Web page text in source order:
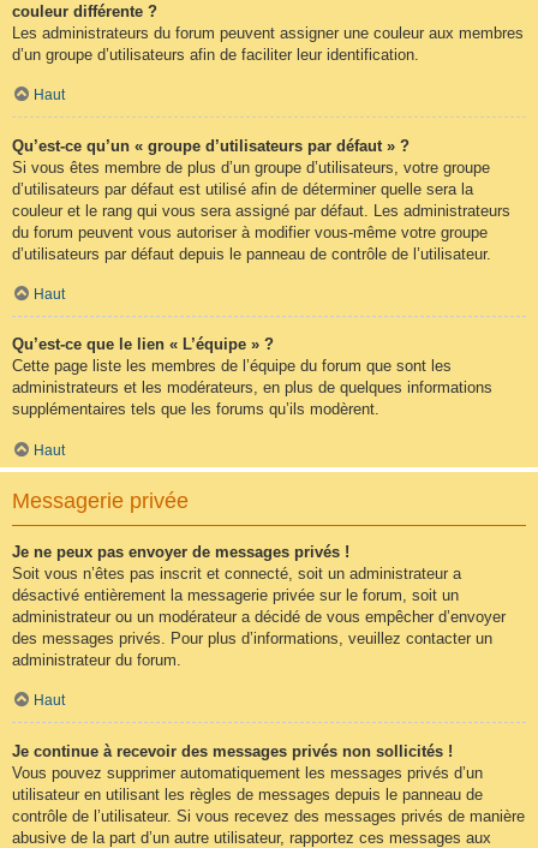
couleur différente ?
Les administrateurs du forum peuvent assigner une couleur aux membres
d’un groupe d’utilisateurs afin de faciliter leur identification.
Haut
Qu’est-ce qu’un « groupe d’utilisateurs par défaut » ?
Si vous êtes membre de plus d’un groupe d’utilisateurs, votre groupe
d’utilisateurs par défaut est utilisé afin de déterminer quelle sera la
couleur et le rang qui vous sera assigné par défaut. Les administrateurs
du forum peuvent vous autoriser à modifier vous-même votre groupe
d’utilisateurs par défaut depuis le panneau de contrôle de l’utilisateur.
Haut
Qu’est-ce que le lien « L’équipe » ?
Cette page liste les membres de l’équipe du forum que sont les
administrateurs et les modérateurs, en plus de quelques informations
supplémentaires tels que les forums qu’ils modèrent.
Haut
Messagerie privée
Je ne peux pas envoyer de messages privés !
Soit vous n’êtes pas inscrit et connecté, soit un administrateur a
désactivé entièrement la messagerie privée sur le forum, soit un
administrateur ou un modérateur a décidé de vous empêcher d’envoyer
des messages privés. Pour plus d’informations, veuillez contacter un
administrateur du forum.
Haut
Je continue à recevoir des messages privés non sollicités !
Vous pouvez supprimer automatiquement les messages privés d’un
utilisateur en utilisant les règles de messages depuis le panneau de
contrôle de l’utilisateur. Si vous recevez des messages privés de manière
abusive de la part d’un autre utilisateur, rapportez ces messages aux